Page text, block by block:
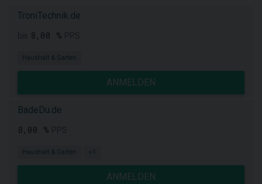
TroniTechnik.de
8,00 %
Haushalt & Garten
ANMELDEN
BadeDu.de
8,00 %
Haushalt & Garten +1
ANMELDEN